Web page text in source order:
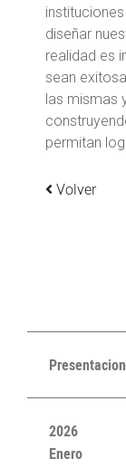
diseñar
realidad es
sean
las mismas
permitan
Volver
2026
Enero